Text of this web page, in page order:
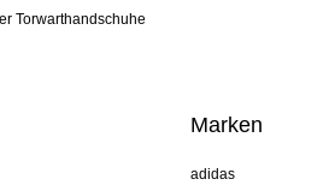
Torwarthandschuhe
Marken
adidas